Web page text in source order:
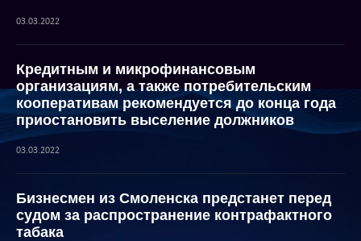
03.03.2022
Кредитным и микрофинансовым
организациям, а также потребительским
кооперативам рекомендуется до конца года
приостановить выселение должников
03.03.2022
Бизнесмен из Смоленска предстанет перед
судом за распространение контрафактного
табака